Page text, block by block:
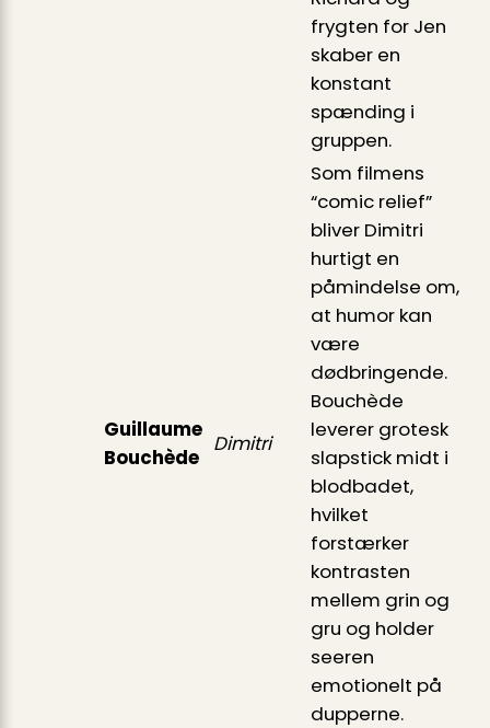
frygten for Jen
skaber en
konstant
spænding i
gruppen.
Guillaume
Bouchède
Dimitri
Som filmens
“comic relief”
bliver Dimitri
hurtigt en
påmindelse om,
at humor kan
være
dødbringende.
Bouchède
leverer grotesk
slapstick midt i
blodbadet,
hvilket
forstærker
kontrasten
mellem grin og
gru og holder
seeren
emotionelt på
dupperne.